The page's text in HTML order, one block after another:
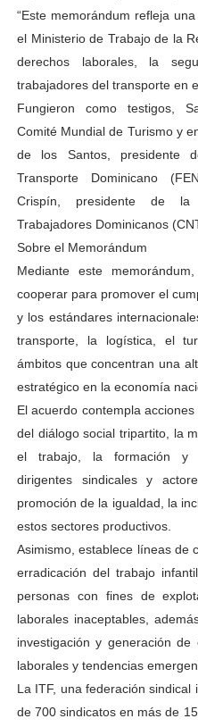
“Este memorándum refleja
el Ministerio de Trabajo de la
derechos laborales, la
trabajadores del transporte en
Fungieron como testigos,
Comité Mundial de Turismo y
de los Santos, presidente
Transporte Dominicano
Crispín, presidente de la
Trabajadores Dominicanos
Sobre el Memorándum
Mediante este
cooperar para promover el
y los estándares
transporte, la logística, el
ámbitos que concentran una
estratégico en la economía
El acuerdo contempla
del diálogo social tripartito, la
el trabajo, la formación y
dirigentes sindicales y
promoción de la igualdad, la
estos sectores productivos.
Asimismo, establece líneas de
erradicación del trabajo
personas con fines de
laborales inaceptables,
investigación y generación de
laborales y tendencias
La ITF, una federación
de 700 sindicatos en más de